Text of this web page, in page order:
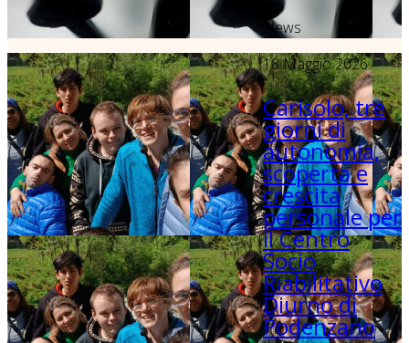
News
18 Maggio 2026
Carisolo, tre
giorni di
autonomia,
scoperta e
crescita
personale per
il Centro
Socio
Riabilitativo
Diurno di
Podenzano